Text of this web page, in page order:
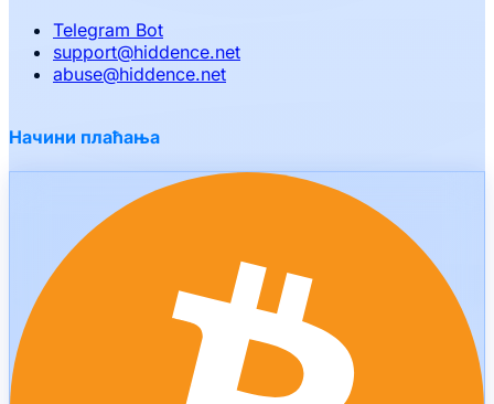
Telegram Bot
support@hiddence.net
abuse@hiddence.net
Начини плаћања